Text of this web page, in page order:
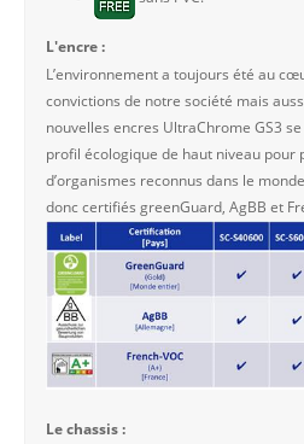
L'encre :
L’environnement a toujours été au
convictions de notre société mais
nouvelles encres UltraChrome GS3
profil écologique de haut niveau
d’organismes reconnus dans le
donc certifiés greenGuard, AgBB et
Le chassis :